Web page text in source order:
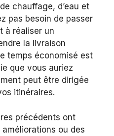
chauffage, d’eau et
pas besoin de passer
à réaliser un
la livraison
temps économisé est
que vous auriez
peut être dirigée
itinéraires.
précédents ont
ou des